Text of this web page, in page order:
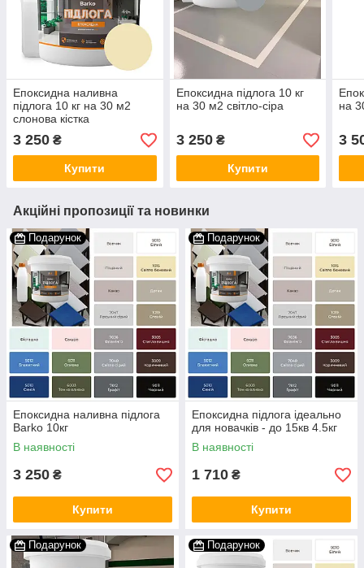
Епоксидна наливна
підлога 10 кг на 30 м2
слонова кістка
3 250 ₴
Купити
Епоксидна підлога 10 кг
на 30 м2 світло-сіра
3 250₴
Купити
на
3
Акційні пропозиції та новинки
Подарунок
Епоксидна наливна підлога
Barko 10кг
В наявності
3 250 ₴
Купити
Подарунок
Епоксидна підлога ідеально
для новачків - до 15кв 4.5кг
В наявності
1 710 ₴
Купити
Подарунок Подарунок